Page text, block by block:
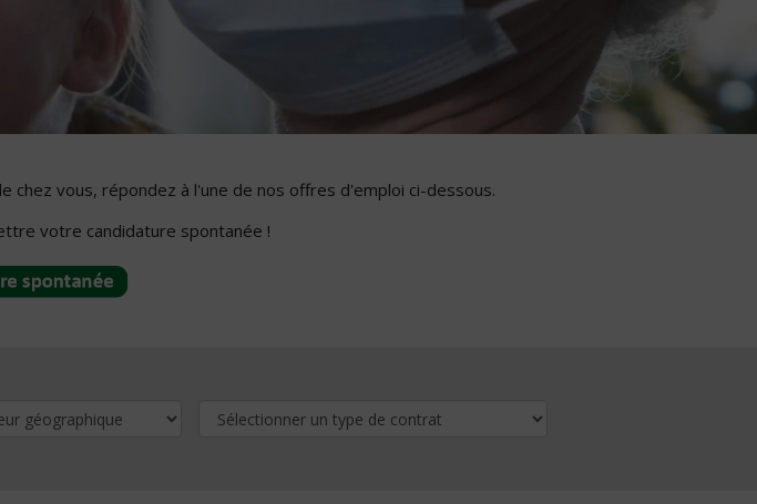
chez vous, répondez à l'une de nos offres d'emploi ci-dessous.
votre candidature spontanée !